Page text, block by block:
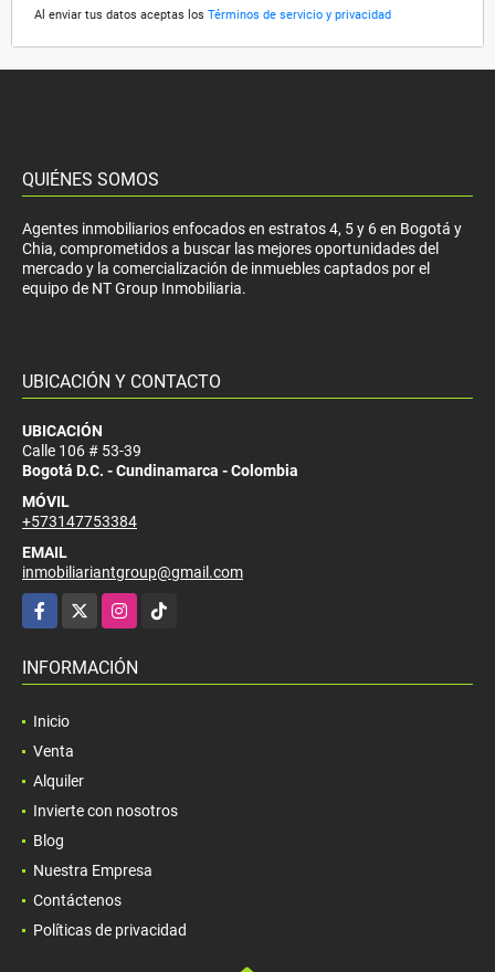
Al enviar tus datos aceptas los Términos de servicio y privacidad
QUIÉNES SOMOS
Agentes inmobiliarios enfocados en estratos 4, 5 y 6 en Bogotá y
Chia, comprometidos a buscar las mejores oportunidades del
mercado y la comercialización de inmuebles captados por el
equipo de NT Group Inmobiliaria.
UBICACIÓN Y CONTACTO
UBICACIÓN
Calle 106 # 53-39
Bogotá D.C. - Cundinamarca - Colombia
MÓVIL
+573147753384
EMAIL
inmobiliariantgroup@gmail.com
Facebook
Instagram
TikTok
INFORMACIÓN
Inicio
Venta
Alquiler
Invierte con nosotros
Blog
Nuestra Empresa
Contáctenos
Políticas de privacidad